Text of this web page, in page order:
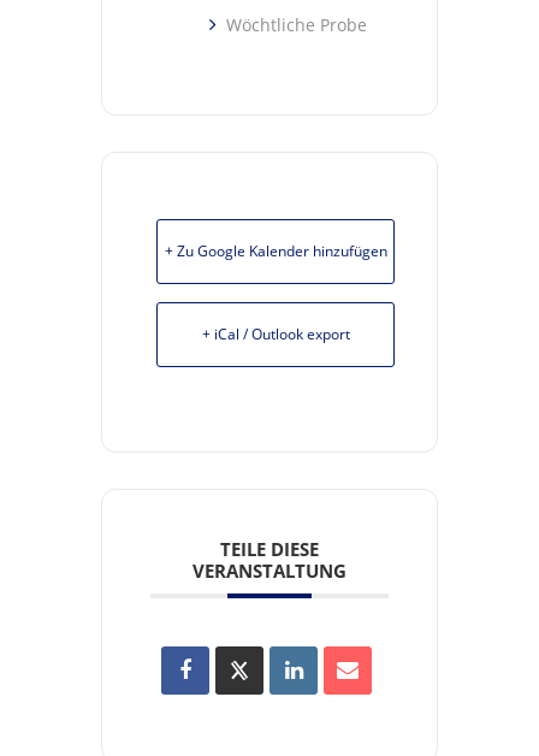
Wöchtliche Probe
+ Zu Google Kalender hinzufügen
+ iCal / Outlook export
TEILE DIESE
VERANSTALTUNG